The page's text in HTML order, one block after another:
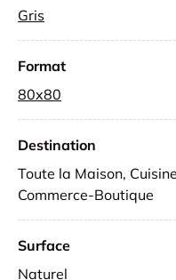
Gris
Format
80x80
Destination
Toute la Maison,
Commerce-Boutique
Surface
Naturel